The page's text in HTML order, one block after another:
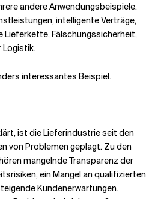
andere Anwendungsbeispiele.
,intelligente Verträge,
Lieferkette, Fälschungssicherheit,
Logistik.
interessantes Beispiel.
ist die Lieferindustrie seit den
von Problemen geplagt. Zu den
mangelnde Transparenz der
ein Mangel an qualifizierten
Kundenerwartungen.